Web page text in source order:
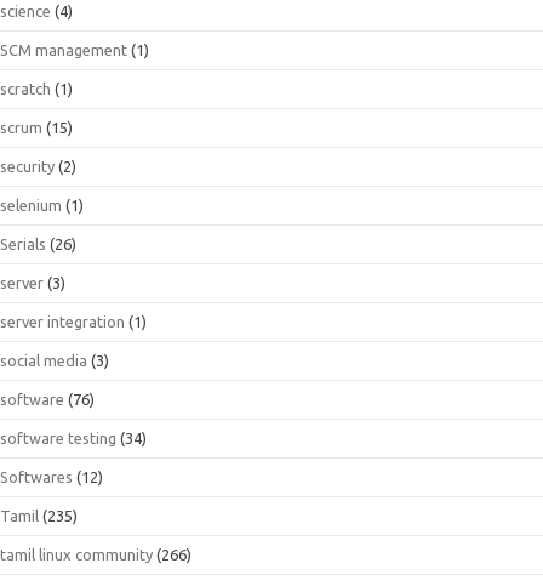
science (4)
SCM management (1)
scratch (1)
scrum (15)
security (2)
selenium (1)
Serials (26)
server (3)
server integration (1)
social media (3)
software (76)
software testing (34)
Softwares (12)
Tamil (235)
tamil linux community (266)